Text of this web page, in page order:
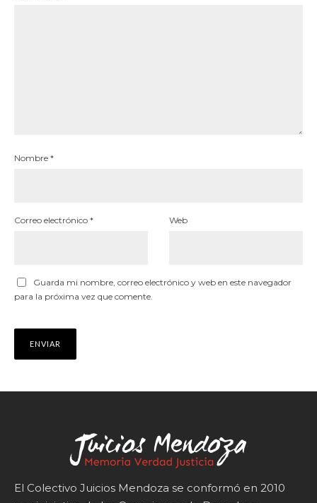
Nombre *
Correo electrónico * Web
Guarda mi nombre, correo electrónico y web en este navegador
para la próxima vez que comente.
El Colectivo Juicios Mendoza se conformó en 2010